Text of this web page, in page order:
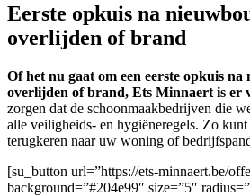
Eerste opkuis na
overlijden of brand
Of het nu gaat om een eerste opkuis
overlijden of brand, Ets Minnaert is er
zorgen dat de schoonmaakbedrijven die
alle veiligheids- en hygiëneregels. Zo kunt
terugkeren naar uw woning of
[su_button url=”https://ets-minnaert.be/
background=”#204e99″ size=”5″